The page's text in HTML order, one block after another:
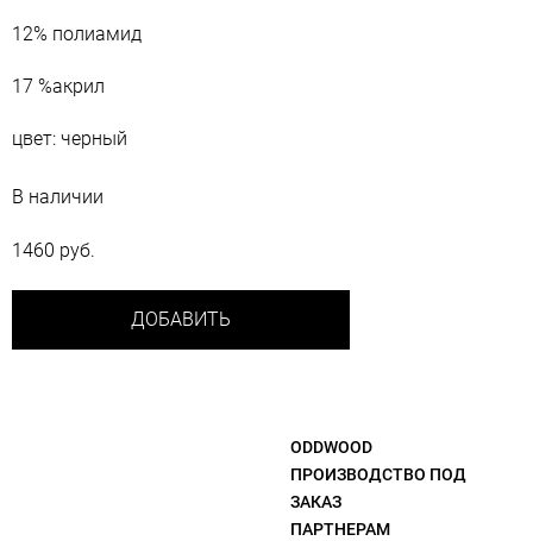
12% полиамид
17 %акрил
цвет: черный
В наличии
1460 руб.
ДОБАВИТЬ
ODDWOOD
ПРОИЗВОДСТВО ПОД
ЗАКАЗ
ПАРТНЕРАМ